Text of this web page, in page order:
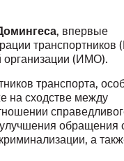
, впервые
транспортников
организации (ИМО).
транспорта,
на сходстве между
обращения
а